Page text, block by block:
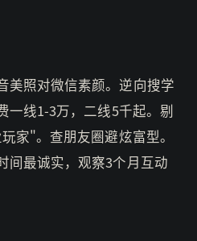
美照对微信素颜。逆向搜学
一线1-3万，二线5千起。剔
家"。查朋友圈避炫富型。
间最诚实，观察3个月互动